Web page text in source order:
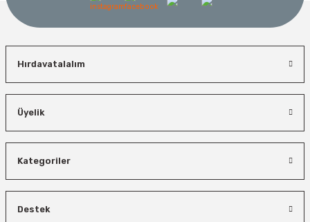
İzeltaş Lokmalı Allen Uç ve Star Torx Uç Takımı 17 Parça
Bosch GLM 50-27 C Lazerli Uzaklık Ölçer-Lazer Metre 50Mt
Bosch 1600A027PL Su Terazisi 25 Cm
Ücretsiz Nakliye
Hırdavatalalım
Üyelik
Kategoriler
Destek